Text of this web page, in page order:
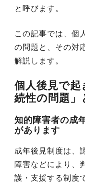
と呼びます。
この記事では、個
の問題と、その対
解説します。
個人後見で起
続性の問題」
知的障害者の成
があります
成年後見制度は、
障害などにより、
護・支援する制度